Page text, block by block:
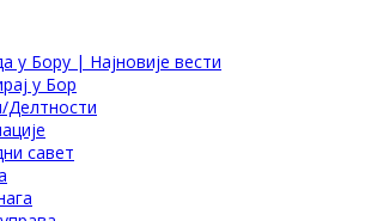
у Бору | Најновије вести
у Бор
Делтности
савет